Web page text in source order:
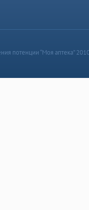
потенции “Моя аптека”